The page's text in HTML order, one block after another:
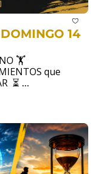
14
🏋️
que
⏳
no va mas